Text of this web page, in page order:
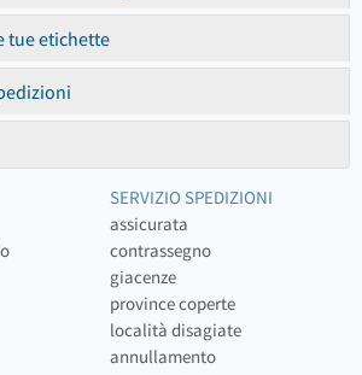
tue etichette
SERVIZIO SPEDIZIONI
assicurata
contrassegno
giacenze
province coperte
località disagiate
annullamento